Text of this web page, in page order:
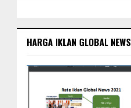
rHARGA IKLAN GLOBAL NEWS